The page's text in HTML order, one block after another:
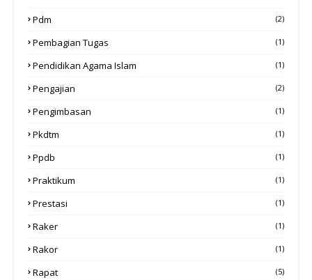
Pdm (2)
Pembagian Tugas (1)
Pendidikan Agama Islam (1)
Pengajian (2)
Pengimbasan (1)
Pkdtm (1)
Ppdb (1)
Praktikum (1)
Prestasi (1)
Raker (1)
Rakor (1)
Rapat (5)